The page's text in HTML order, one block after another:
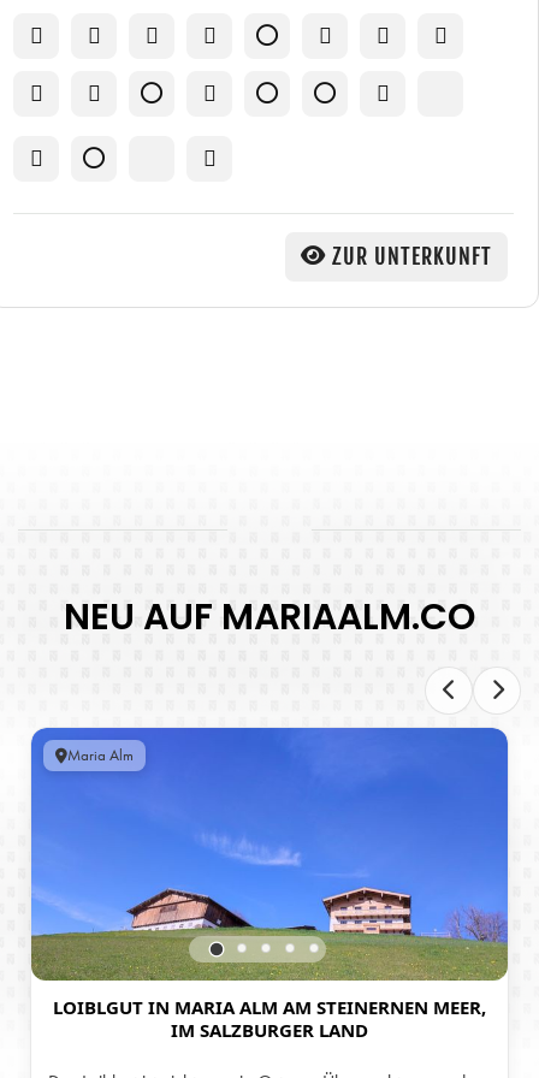
ZUR UNTERKUNFT
NEU AUF MARIAALM.CO
Maria Alm
LOIBLGUT IN MARIA ALM AM STEINERNEN MEER,
IM SALZBURGER LAND